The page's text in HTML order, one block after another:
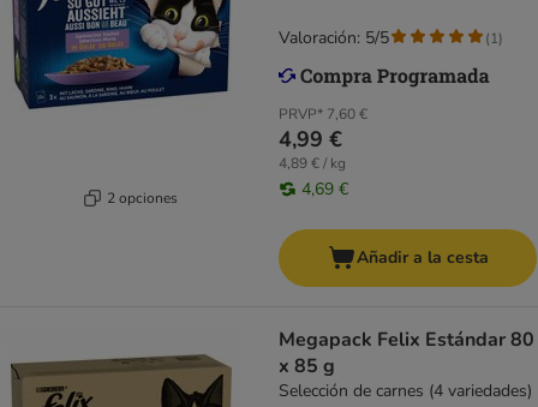
2 opciones
PRVP* 7,60 €
4,99 €
4,89 € / kg
4,69 €
Valoración: 5/5 (1)
Añadir a la cesta
Megapack Felix Estándar 80
x 85 g
Selección de carnes (4 variedades)